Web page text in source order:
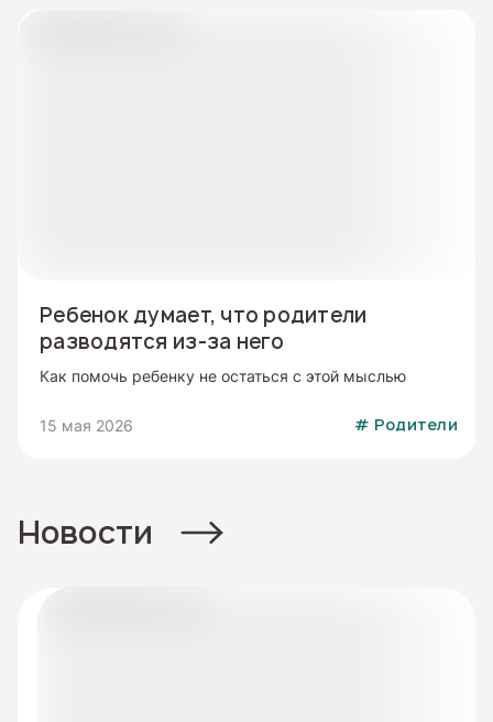
Ребенок думает, что родители
разводятся из-за него
Как помочь ребенку не остаться с этой мыслью
15 мая 2026 # Родители
Новости